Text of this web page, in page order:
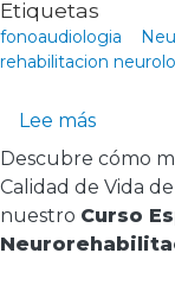
Etiquetas
fonoaudiologia
rehabilitacion
Lee mássobre
Descubre cómo
Calidad de Vida
nuestro Curso